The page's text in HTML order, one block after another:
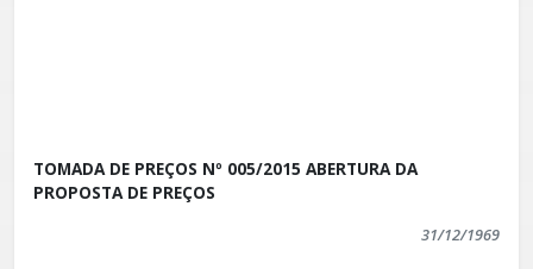
TOMADA DE PREÇOS Nº 005/2015 ABERTURA DA
PROPOSTA DE PREÇOS
31/12/1969